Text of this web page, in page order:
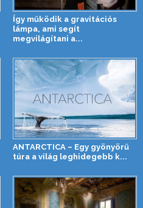
Így működik a gravitációs
lámpa, ami segít
megvilágítani a...
ANTARCTICA – Egy gyönyörű
túra a világ leghidegebb k...